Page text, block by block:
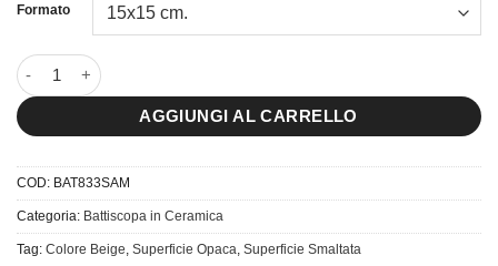
Formato
8x33,3 Battiscopa Sammarcanda quantità
AGGIUNGI AL CARRELLO
COD: BAT833SAM
Categoria: Battiscopa in Ceramica
Tag: Colore Beige, Superficie Opaca, Superficie Smaltata